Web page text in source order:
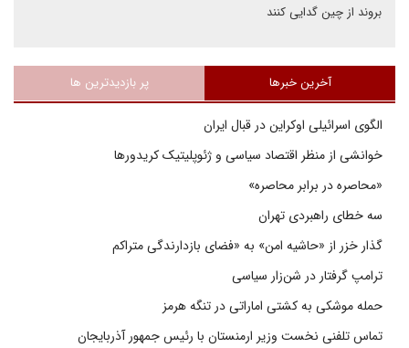
بروند از چین گدایی کنند
آخرین خبرها پر بازدیدترین ها
الگوی اسرائیلی اوکراین در قبال ایران
خوانشی از منظر اقتصاد سیاسی و ژئوپلیتیک کریدورها
«محاصره در برابر محاصره»
سه خطای راهبردی تهران
گذار خزر از «حاشیه امن» به «فضای بازدارندگی متراکم
ترامپ گرفتار در شن‌زار سیاسی
حمله موشکی به کشتی اماراتی در تنگه هرمز
تماس تلفنی نخست وزیر ارمنستان با رئیس جمهور آذربایجان